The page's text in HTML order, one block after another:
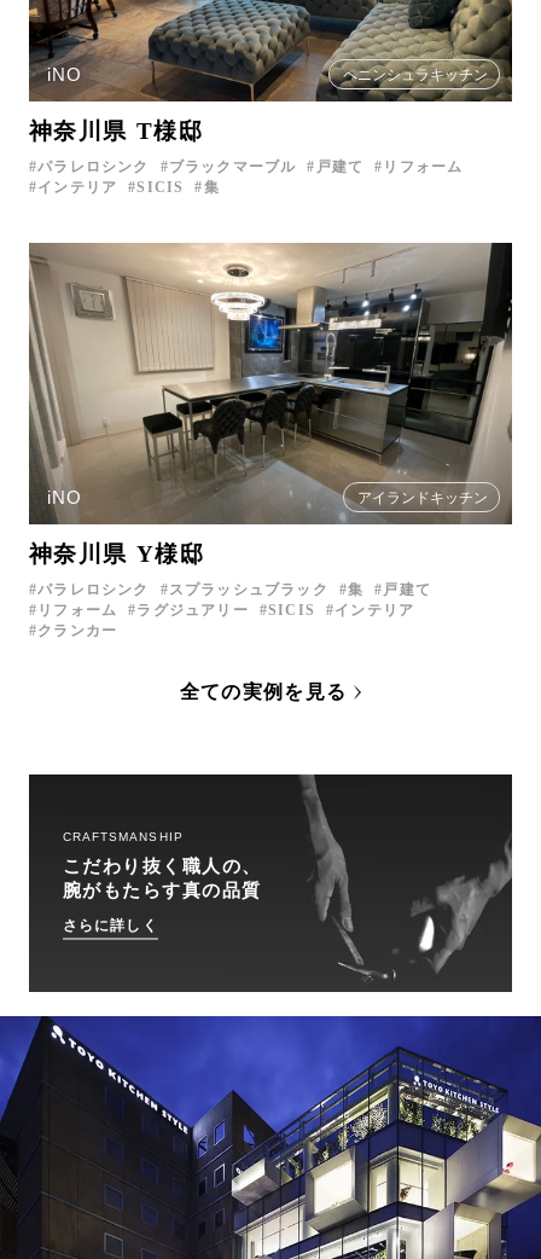
iNO ペニンシュラキッチン
神奈川県 T様邸
パラレロシンク ブラックマーブル 戸建て
リフォーム
インテリア
SICIS 集
iNO アイランドキッチン
神奈川県 Y様邸
パラレロシンク スプラッシュブラック 集
戸建て
リフォーム
ラグジュアリー SICIS
インテリア
クランカー
全ての実例を見る
CRAFTSMANSHIP
こだわり抜く職人の、
腕がもたらす真の品質
さらに詳しく